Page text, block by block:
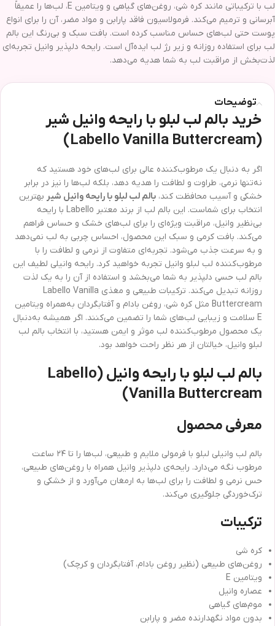
لب با ترکیباتی مانند کره شی، روغن‌های گیاهی و ویتامین E، لب‌ها را عمیقاً
آبرسانی و ترمیم می‌کند. فرمولاسیون فاقد پارابن و مواد مضر، آن را برای انواع
پوست حتی لب‌های حساس مناسب کرده است. بافت سبک و بی‌رنگ این بالم
لب برای استفاده روزانه و زیر رژ لب ایده‌آل است. رایحه دلپذیر وانیل تجربه‌ای
لذت‌بخش از مراقبت لب به شما هدیه می‌دهد.
توضیحات
خرید بالم لب لبلو با رایحه وانیل شیر
(Labello Vanilla Buttercream)
اگر به دنبال یک مرطوب‌کننده عالی برای لب‌های خود هستید که
نه‌تنها نرمی، طراوت و لطافت را هدیه دهد، بلکه لب‌ها را نیز در برابر
خشکی و آسیب محافظت کند، بالم لب لبلو با رایحه وانیل شیر بهترین
انتخاب برای شماست. این بالم لب از برند معتبر Labello با رایحه
بی‌نظیر وانیل، مراقبت ویژه‌ای را برای لب‌های خشک و حساس فراهم
می‌کند. بافت کرمی و سبک این محصول، احساس چربی به لب نمی‌دهد
و به سرعت جذب می‌شود. تجربه‌ای متفاوت از نرمی و لطافت را با
مرطوب‌کننده لب لبلو وانیل تجربه خواهید کرد. رایحه وانیلی لطیف این
بالم لب حسی دلپذیر به شما می‌بخشد و استفاده از آن را به یک لذت
روزانه تبدیل می‌کند. ترکیبات طبیعی و مغذی Labello Vanilla
Buttercream مثل کره شی، روغن بادام و آفتابگردان به‌همراه ویتامین
E سلامت و زیبایی لب‌های شما را تضمین می‌کنند. اگر همیشه به‌دنبال
یک محصول مرطوب‌کننده لب موثر و ایمن هستید، با انتخاب بالم لب
لبلو وانیل، خیالتان از هر نظر راحت خواهد بود.
بالم لب لبلو با رایحه وانیل (Labello
Vanilla Buttercream)
معرفی محصول
بالم لب وانیلی لبلو با فرمولی ملایم و طبیعی، لب‌ها را تا ۲۴ ساعت
مرطوب نگه می‌دارد. رایحه‌ی دلپذیر وانیل همراه با روغن‌های طبیعی،
حس نرمی و لطافت را برای لب‌ها به ارمغان می‌آورد و از خشکی و
ترک‌خوردگی جلوگیری می‌کند.
ترکیبات
کره شی
روغن‌های طبیعی (نظیر روغن بادام، آفتابگردان و کرچک)
ویتامین E
عصاره وانیل
موم‌های گیاهی
بدون مواد نگهدارنده مضر و پارابن